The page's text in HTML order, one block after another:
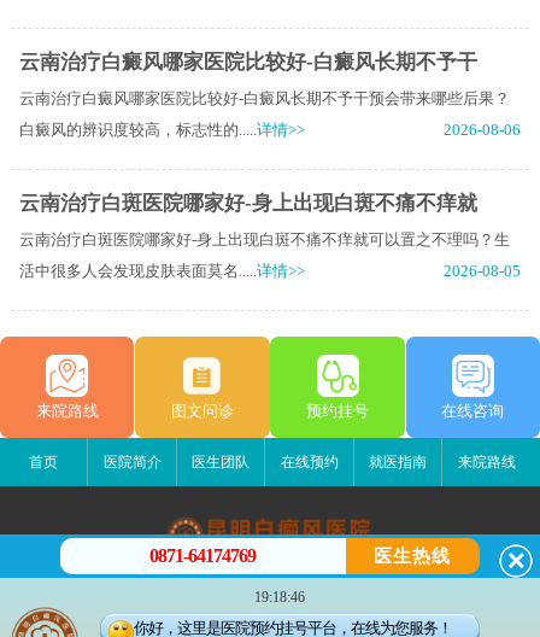
云南治疗白癜风哪家医院比较好-白癜风长期不予干
云南治疗白癜风哪家医院比较好-白癜风长期不予干预会带来哪些后果？
白癜风的辨识度较高，标志性的.....详情>> 2026-08-06
云南治疗白斑医院哪家好-身上出现白斑不痛不痒就
云南治疗白斑医院哪家好-身上出现白斑不痛不痒就可以置之不理吗？生
活中很多人会发现皮肤表面莫名.....详情>> 2026-08-05
来院路线 图文问诊 预约挂号 在线咨询
首页 医院简介 医生团队 在线预约 就医指南 来院路线
昆明白癜风医院
昆明市五华区护国路2号
版权所有：昆明白癜风医院
0871-64174769 医生热线
19:18:46
你好，这里是医院预约挂号平台，在线为您服务！